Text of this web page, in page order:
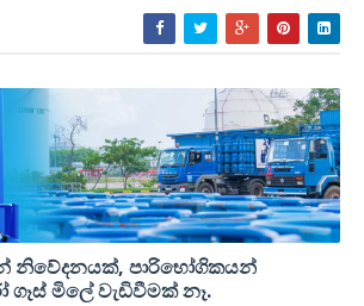
නිවේදනයක්, පාරිභෝගිකයන්
මිලේ වැඩිවීමක් නෑ.